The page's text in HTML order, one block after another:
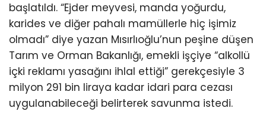
başlatıldı. “Ejder meyvesi, manda yoğurdu,
karides ve diğer pahalı mamüllerle hiç işimiz
olmadı” diye yazan Mısırlıoğlu’nun peşine düşen
Tarım ve Orman Bakanlığı, emekli işçiye “alkollü
içki reklamı yasağını ihlal ettiği” gerekçesiyle 3
milyon 291 bin liraya kadar idari para cezası
uygulanabileceği belirterek savunma istedi.